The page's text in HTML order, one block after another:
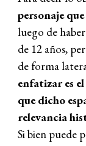
personaje
luego de
de 12 años,
de forma
enfatizar es
que dicho
relevancia
Si bien puede